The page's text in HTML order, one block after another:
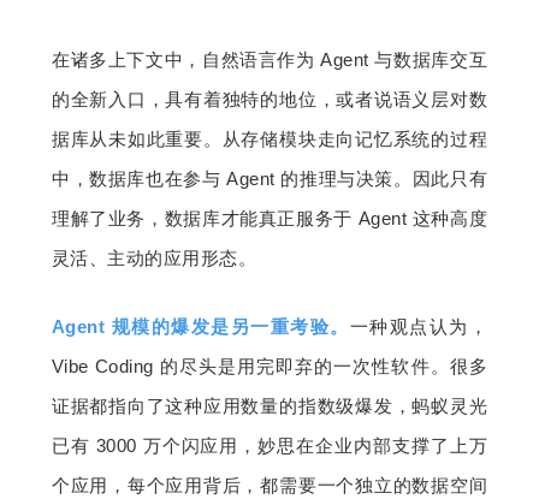
在诸多上下文中，自然语言作为 Agent 与数据库交互
的全新入口，具有着独特的地位，或者说语义层对数
据库从未如此重要。从存储模块走向记忆系统的过程
中，数据库也在参与 Agent 的推理与决策。因此只有
理解了业务，数据库才能真正服务于 Agent 这种高度
灵活、主动的应用形态。
Agent 规模的爆发是另一重考验。 一种观点认为，
Vibe Coding 的尽头是用完即弃的一次性软件。很多
证据都指向了这种应用数量的指数级爆发，蚂蚁灵光
已有 3000 万个闪应用，妙思在企业内部支撑了上万
个应用，每个应用背后，都需要一个独立的数据空间